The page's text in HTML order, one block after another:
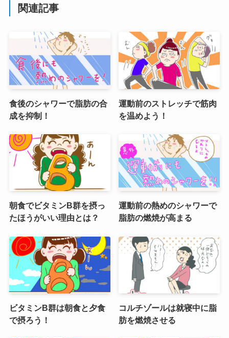
関連記事
食後のシャワーで脂肪の合
成を抑制！
運動前のストレッチで筋肉
を温めよう！
朝食でビタミンB群を摂っ
たほうがいい理由とは？
運動前の熱めのシャワーで
脂肪の燃焼が高まる
ビタミンB群は朝食と夕食
で摂ろう！
コルチゾールは就寝中に脂
肪を燃焼させる